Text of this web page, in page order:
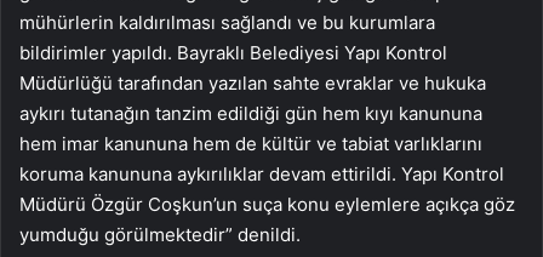
mühürlerin kaldırılması sağlandı ve bu kurumlara
bildirimler yapıldı. Bayraklı Belediyesi Yapı Kontrol
Müdürlüğü tarafından yazılan sahte evraklar ve hukuka
aykırı tutanağın tanzim edildiği gün hem kıyı kanununa
hem imar kanununa hem de kültür ve tabiat varlıklarını
koruma kanununa aykırılıklar devam ettirildi. Yapı Kontrol
Müdürü Özgür Coşkun’un suça konu eylemlere açıkça göz
yumduğu görülmektedir” denildi.